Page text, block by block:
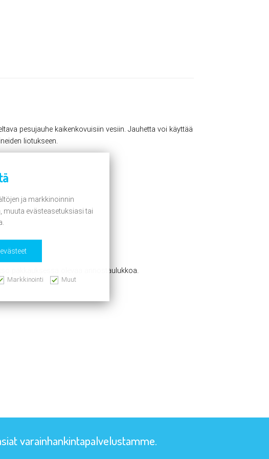
pesujauhe kaikenkovuisiin vesiin. Jauhetta voi käyttää
liotukseen.
pakkauksessa olevaa annostaulukkoa.
varainhankintapalvelustamme.
ja markkinoinnin
muuta evästeasetuksiasi tai
Markkinointi Muut